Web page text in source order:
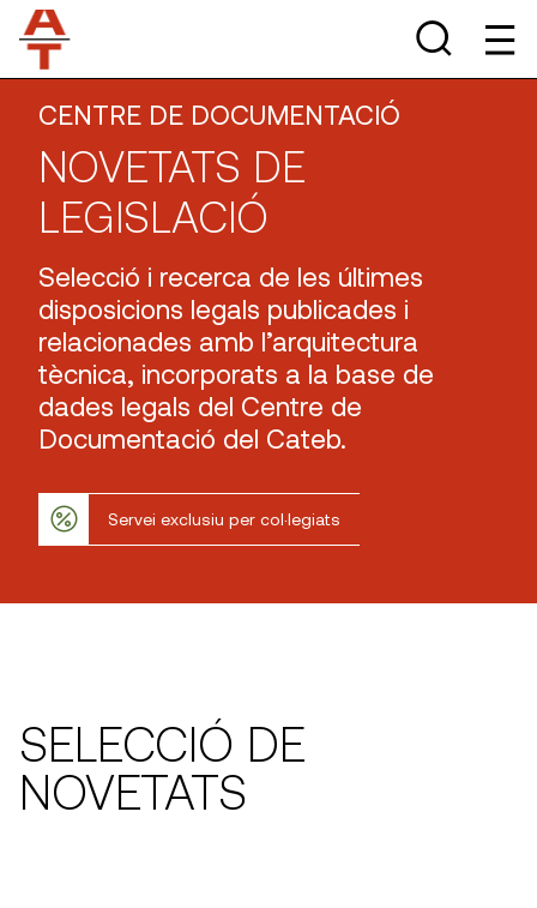
CENTRE DE DOCUMENTACIÓ
NOVETATS DE
LEGISLACIÓ
Selecció i recerca de les últimes
disposicions legals publicades i
relacionades amb l’arquitectura
tècnica, incorporats a la base de
dades legals del Centre de
Documentació del Cateb.
Servei exclusiu per col·legiats
SELECCIÓ DE
NOVETATS